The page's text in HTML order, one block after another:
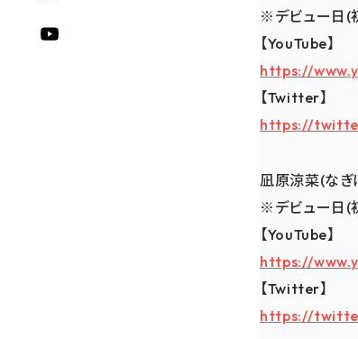
※デビュー日(
【YouTube】
https://
【Twitter】
https://
凪原涼菜(なぎ
※デビュー日(
【YouTube】
https://
【Twitter】
https://